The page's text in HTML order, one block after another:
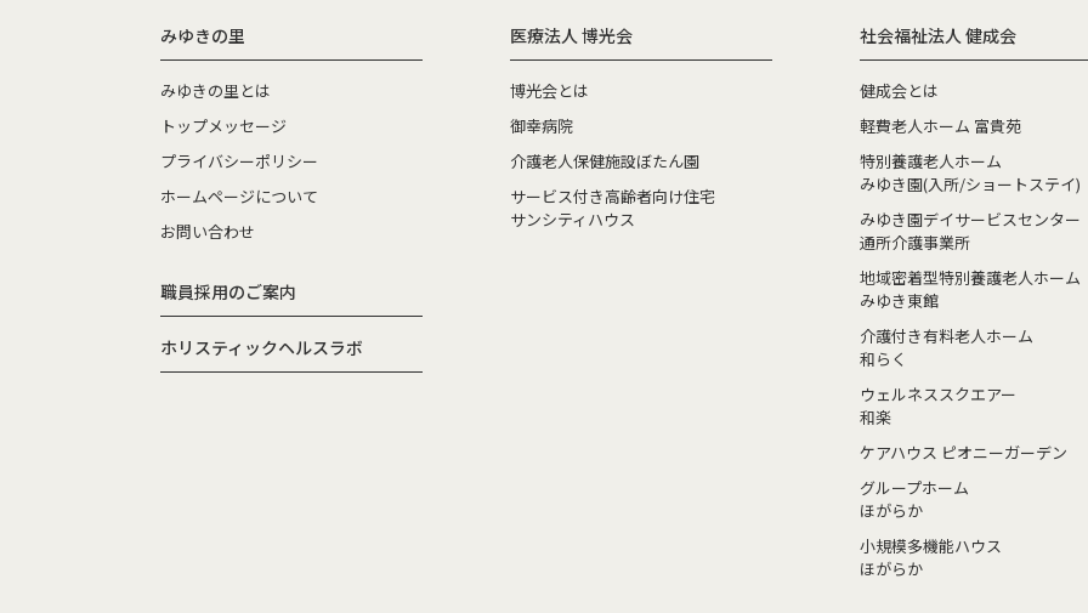
みゆきの里
みゆきの里とは
トップメッセージ
プライバシーポリシー
ホームページについて
お問い合わせ
職員採用のご案内
ホリスティックヘルスラボ
医療法人 博光会
博光会とは
御幸病院
介護老人保健施設ぼたん園
サービス付き高齢者向け住宅
サンシティハウス
社会福祉法人 健成会
健成会とは
軽費老人ホーム 富貴苑
特別養護老人ホーム
みゆき園(入所/ショートステイ)
みゆき園デイサービスセンター
通所介護事業所
地域密着型特別養護老人ホーム
みゆき東館
介護付き有料老人ホーム
和らく
ウェルネススクエアー
和楽
ケアハウス ピオニーガーデン
グループホーム
ほがらか
小規模多機能ハウス
ほがらか